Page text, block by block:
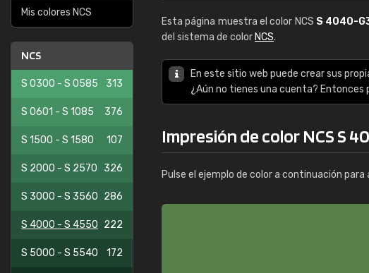
Mis colores NCS
NCS
S 0300 - S 0585 313
S 0601 - S 1085 376
S 1500 - S 1580 107
S 2000 - S 2570 326
S 3000 - S 3560 286
S 4000 - S 4550 222
S 5000 - S 5540 172
Esta página muestra el color NCS S 4040-
del sistema de color NCS.
En este sitio web puede crear sus
¿Aún no tienes una cuenta? Entonces
Impresión de color NCS S
Pulse el ejemplo de color a continuación para